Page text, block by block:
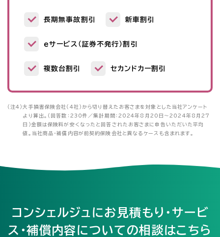
長期無事故割引 新車割引
ｅサービス（証券不発行）割引
複数台割引 セカンドカー割引
（注4）大手損害保険会社（4社）から切り替えたお客さまを対象とした当社アンケート
より算出。（回答数：230件／集計期間：2024年8月20日～2024年8月27
日）金額は保険料が安くなったと回答されたお客さまに申告いただいた平均
値。当社商品・補償内容が前契約保険会社と異なるケースも含まれます。
コンシェルジュにお見積もり・サービ
ス・補償内容についての相談はこちら